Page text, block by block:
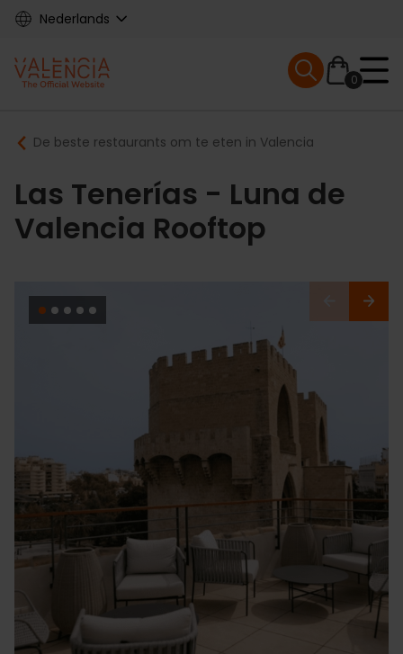
Skip
content
Nederlands
Main
navigation
0
Mobile menu
Breadcrumb
De beste restaurants om te eten in Valencia
Las Tenerías - Luna de
Valencia Rooftop